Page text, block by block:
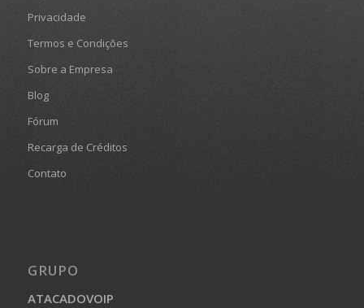
Privacidade
Termos e Condições
Sobre a Empresa
Blog
Fórum
Recarga de Créditos
Contato
GRUPO
ATACADOVOIP